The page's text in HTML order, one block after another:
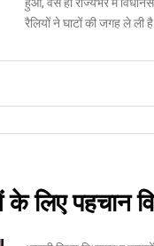
हुआ, वैसे ही राज्यभर में
रैलियों ने घाटों की जगह ले ली
लिए पहचान